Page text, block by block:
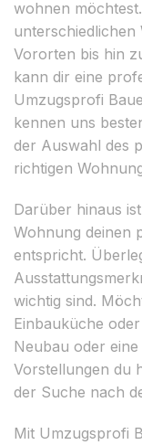
wohnen
unterschiedlichen
Vororten bis hin
kann dir eine
Umzugsprofi
kennen uns
der Auswahl des
richtigen
Darüber hinaus
Wohnung deinen
entspricht.
wichtig sind.
Einbauküche
Neubau oder
Vorstellungen du
der Suche nach
Mit Umzugsprofi